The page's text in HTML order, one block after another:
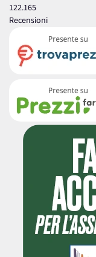
122.165
Recensioni